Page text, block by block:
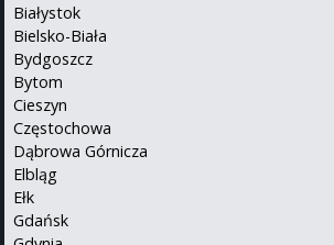
Białystok
Bielsko-Biała
Bydgoszcz
Bytom
Cieszyn
Częstochowa
Dąbrowa Górnicza
Elbląg
Ełk
Gdańsk